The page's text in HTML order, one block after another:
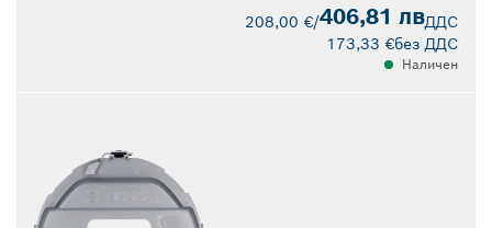
208,00 €/406,81 лвДДС
173,33 €без ДДС
Наличен